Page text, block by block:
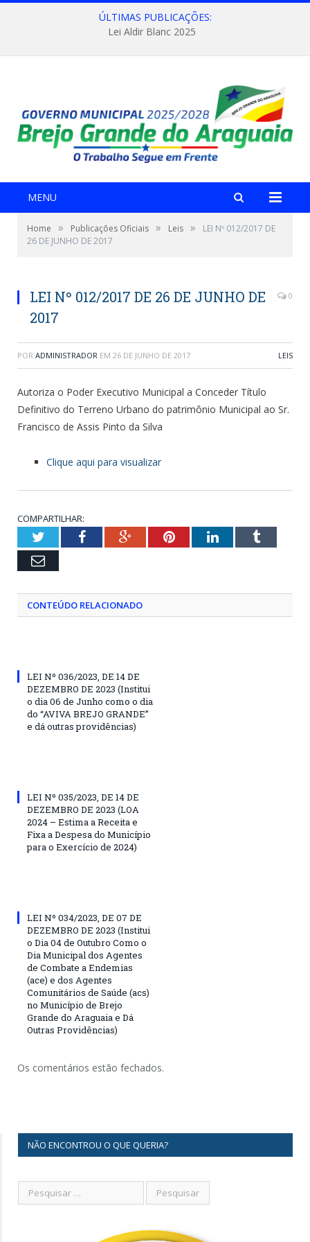
ÚLTIMAS PUBLICAÇÕES:
Lei Aldir Blanc 2025
MENU
Home » Publicações Oficiais » Leis »
LEI Nº 012/2017 DE
26 DE JUNHO DE 2017
LEI Nº 012/2017 DE 26 DE JUNHO DE
2017
0
POR ADMINISTRADOR EM 26 DE JUNHO DE 2017 LEIS
Autoriza o Poder Executivo Municipal a Conceder Título
Definitivo do Terreno Urbano do patrimônio Municipal ao Sr.
Francisco de Assis Pinto da Silva
Clique aqui para visualizar
COMPARTILHAR:
TwitterFacebookGoogle+PinterestLinkedInTumblr
Email
CONTEÚDO RELACIONADO
LEI Nº 036/2023, DE 14 DE
DEZEMBRO DE 2023 (Institui
o dia 06 de Junho como o dia
do “AVIVA BREJO GRANDE”
e dá outras providências)
LEI Nº 035/2023, DE 14 DE
DEZEMBRO DE 2023 (LOA
2024 – Estima a Receita e
Fixa a Despesa do Município
para o Exercício de 2024)
LEI Nº 034/2023, DE 07 DE
DEZEMBRO DE 2023 (Institui
o Dia 04 de Outubro Como o
Dia Municipal dos Agentes
de Combate a Endemias
(ace) e dos Agentes
Comunitários de Saúde (acs)
no Município de Brejo
Grande do Araguaia e Dá
Outras Providências)
Os comentários estão fechados.
NÃO ENCONTROU O QUE QUERIA?